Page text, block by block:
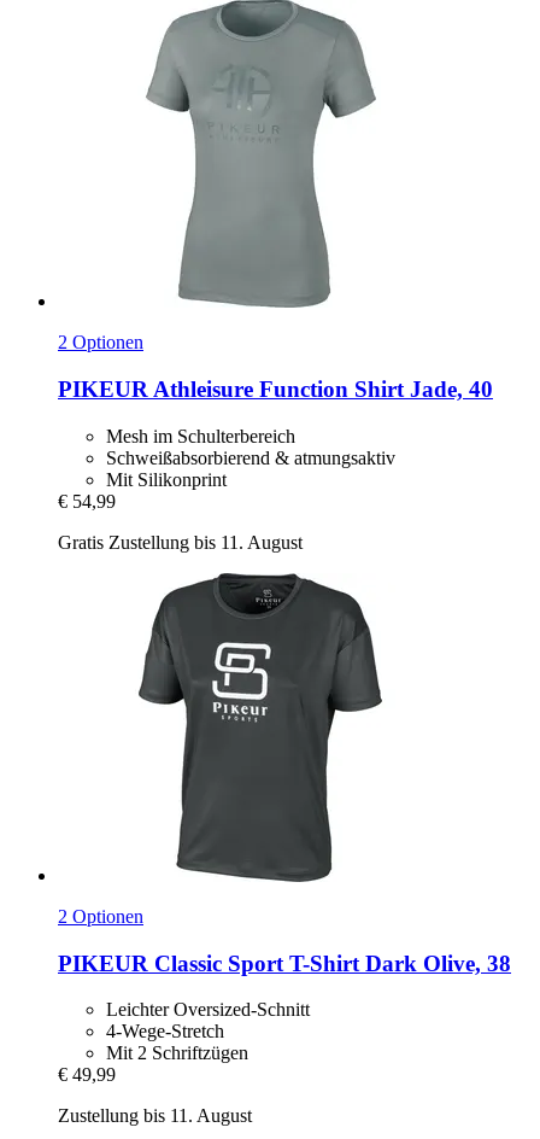
2 Optionen
PIKEUR Athleisure Function Shirt Jade, 40
Mesh im Schulterbereich
Schweißabsorbierend & atmungsaktiv
Mit Silikonprint
€ 54,99
Gratis Zustellung bis 11. August
2 Optionen
PIKEUR Classic Sport T-​Shirt Dark Olive, 38
Leichter Oversized-Schnitt
4-Wege-Stretch
Mit 2 Schriftzügen
€ 49,99
Zustellung bis 11. August